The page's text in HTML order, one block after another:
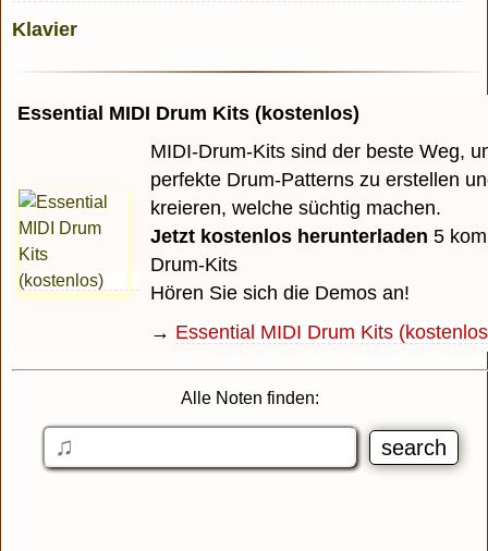
Essential MIDI Drum Kits (kostenlos)
MIDI-Drum-Kits sind der beste Weg,
perfekte Drum-Patterns zu erstellen
kreieren, welche süchtig machen.
Jetzt kostenlos herunterladen 5
Drum-Kits
Hören Sie sich die Demos an!
→ Essential MIDI Drum Kits
Alle Noten finden: